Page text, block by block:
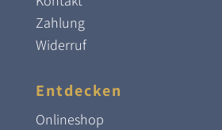
Zahlung
Widerruf
Entdecken
Onlineshop